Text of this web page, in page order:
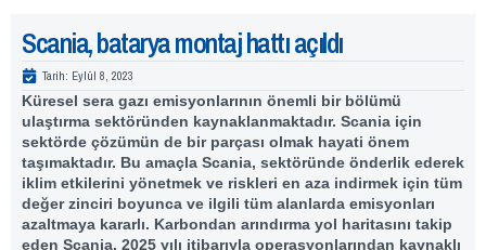
Scania, batarya montaj hattı açıldı
Tarih: Eylül 8, 2023
Küresel sera gazı emisyonlarının önemli bir bölümü
ulaştırma sektöründen kaynaklanmaktadır. Scania için
sektörde çözümün de bir parçası olmak hayati önem
taşımaktadır. Bu amaçla Scania, sektöründe önderlik ederek
iklim etkilerini yönetmek ve riskleri en aza indirmek için tüm
değer zinciri boyunca ve ilgili tüm alanlarda emisyonları
azaltmaya kararlı. Karbondan arındırma yol haritasını takip
eden Scania, 2025 yılı itibarıyla operasyonlarından kaynaklı